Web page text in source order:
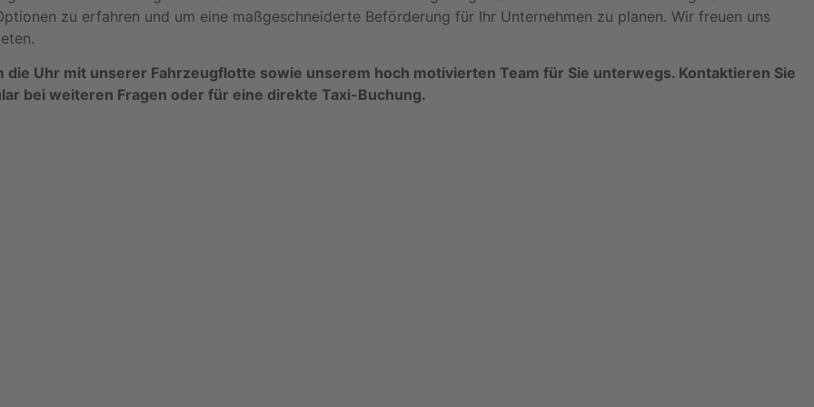
zu erfahren und um eine maßgeschneiderte Beförderung für Ihr Unternehmen zu planen. Wir freuen uns
die Uhr mit unserer Fahrzeugflotte sowie unserem hoch motivierten Team für Sie unterwegs. Kontaktieren Sie
bei weiteren Fragen oder für eine direkte Taxi-Buchung.